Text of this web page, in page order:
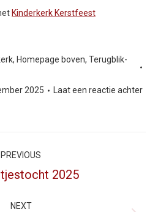
Kinderkerk Kerstfeest
, Homepage boven, Terugblik-
2025 Laat een reactie achter
PREVIOUS
Previous2025
NEXT